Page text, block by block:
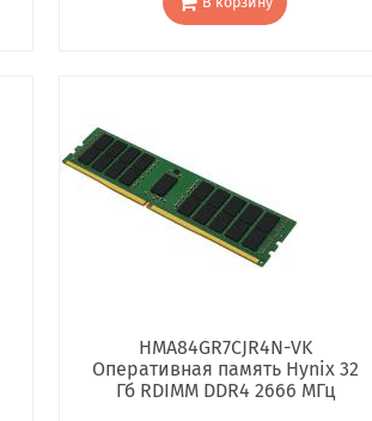
HMA84GR7CJR4N-VK
Оперативная память Hynix 32
Гб RDIMM DDR4 2666 МГц